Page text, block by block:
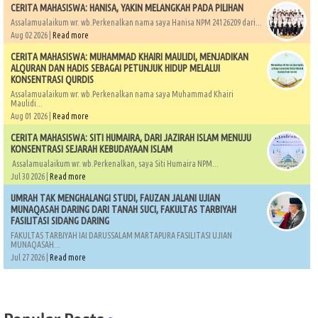
CERITA MAHASISWA: HANISA, YAKIN MELANGKAH PADA PILIHAN
Assalamualaikum wr. wb.Perkenalkan nama saya Hanisa NPM 24126209 dari...
Aug 02 2026 | Read more
CERITA MAHASISWA: MUHAMMAD KHAIRI MAULIDI, MENJADIKAN
ALQURAN DAN HADIS SEBAGAI PETUNJUK HIDUP MELALUI
KONSENTRASI QURDIS
Assalamualaikum wr. wb.Perkenalkan nama saya Muhammad Khairi
Maulidi...
Aug 01 2026 | Read more
CERITA MAHASISWA: SITI HUMAIRA, DARI JAZIRAH ISLAM MENUJU
KONSENTRASI SEJARAH KEBUDAYAAN ISLAM
Assalamualaikum wr. wb.Perkenalkan, saya Siti Humaira NPM...
Jul 30 2026 | Read more
UMRAH TAK MENGHALANGI STUDI, FAUZAN JALANI UJIAN
MUNAQASAH DARING DARI TANAH SUCI, FAKULTAS TARBIYAH
FASILITASI SIDANG DARING
FAKULTAS TARBIYAH IAI DARUSSALAM MARTAPURA FASILITASI UJIAN
MUNAQASAH...
Jul 27 2026 | Read more